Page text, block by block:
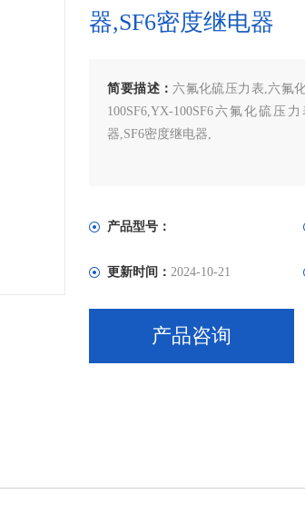
器,SF6密度继电器
简要描述： 六氟化硫压力表,六氟
100SF6,YX-100SF6六氟化硫压
器,SF6密度继电器,
产品型号：
更新时间：2024-10-21
产品咨询